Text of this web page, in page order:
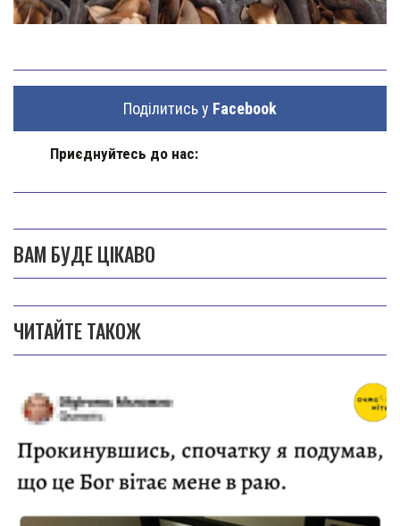
Поділитись у Facebook
Приєднуйтесь до нас:
ВАМ БУДЕ ЦІКАВО
ЧИТАЙТЕ ТАКОЖ